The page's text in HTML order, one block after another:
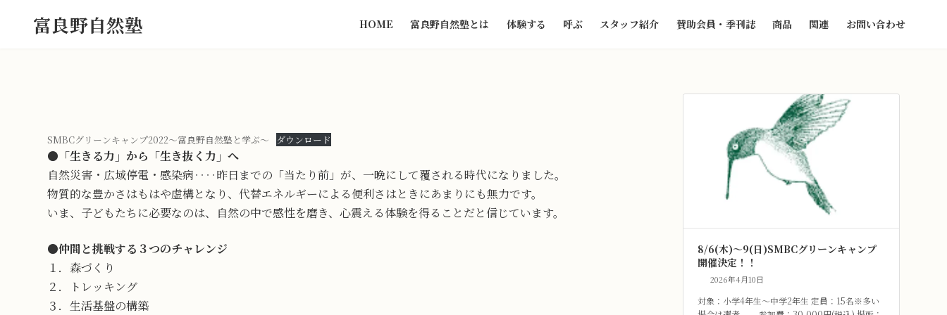
富良野自然塾 HOME 富良野自然塾とは 体験する 呼ぶ スタッフ紹介 賛助会員・季刊誌 商品 関連 お問い合わせ
SMBCグリーンキャンプ2022～富良野自然塾と学ぶ～ ダウンロード
● 「生きる力」から「生き抜く力」へ
自然災害・広域停電・感染病‥‥昨日までの「当たり前」が、一晩にして覆される時代になりました。
物質的な豊かさはもはや虚構となり、代替エネルギーによる便利さはときにあまりにも無力です。
いま、子どもたちに必要なのは、自然の中で感性を磨き、心震える体験を得ることだと信じています。
●仲間と挑戦する３つのチャレンジ
１．森づくり
２．トレッキング
３．生活基盤の構築
8/6(木)～9(日)SMBCグリーンキャンプ
開催決定！！
2026年4月10日
対象：小学4年生～中学2年生 定員：15名※多い